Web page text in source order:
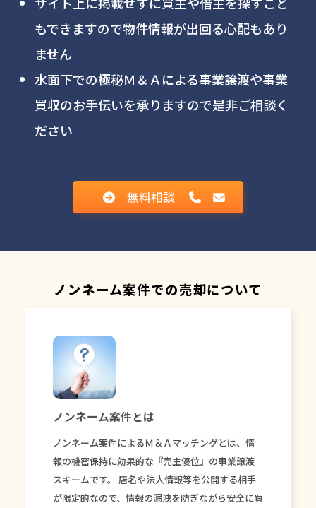
もできますので物件情報が出回る心配もあり
ません
水面下での極秘Ｍ＆Ａによる事業譲渡や事業
買収のお手伝いを承りますので是非ご相談く
ださい
無料相談
ノンネーム案件での売却について
ノンネーム案件とは
ノンネーム案件によるＭ＆Ａマッチングとは、情
報の機密保持に効果的な『売主優位』の事業譲渡
スキームです。 店名や法人情報等を公開する相手
が限定的なので、情報の漏洩を防ぎながら安全に買